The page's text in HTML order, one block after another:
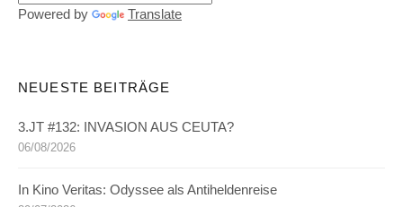
Powered by Translate
NEUESTE BEITRÄGE
3.JT #132: INVASION AUS CEUTA?
06/08/2026
In Kino Veritas: Odyssee als Antiheldenreise